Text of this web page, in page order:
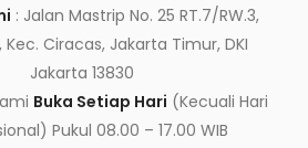
: Jalan Mastrip No. 25 RT.7/RW.3,
Ciracas, Jakarta Timur, DKI
Jakarta 13830
Buka Setiap Hari (Kecuali Hari
Pukul 08.00 – 17.00 WIB